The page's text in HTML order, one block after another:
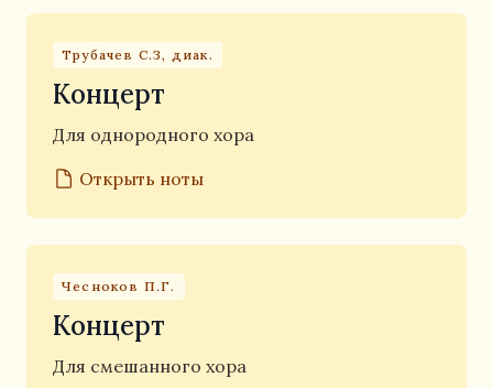
Трубачев С.З, диак.
Концерт
Для однородного хора
Открыть ноты
Чесноков П.Г.
Концерт
Для смешанного хора